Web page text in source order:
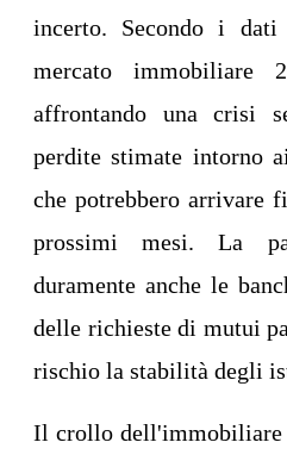
incerto. Secondo i dati
mercato immobiliare
affrontando una crisi
perdite stimate intorno
che potrebbero arrivare
prossimi mesi. La
duramente anche le
delle richieste di mutui
rischio la stabilità degli
Il crollo dell'immobiliare